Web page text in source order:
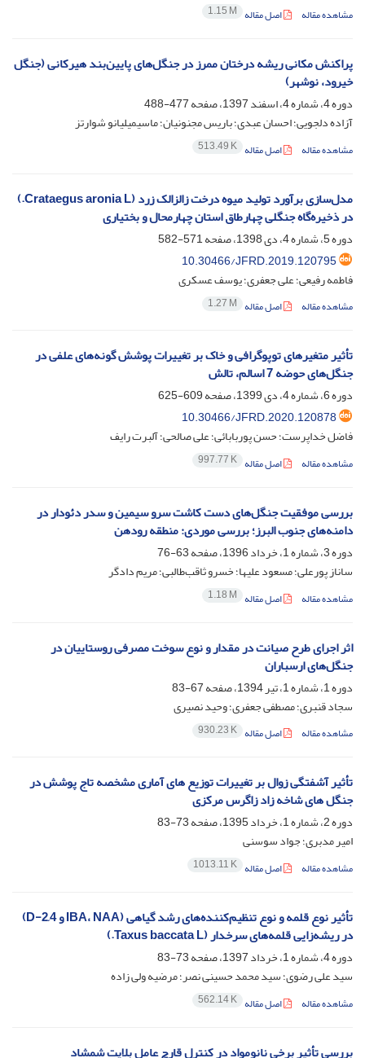
مشاهده مقاله اصل مقاله 1.15 M
پراکنش مکانی ریشه درختان ممرز در جنگل‌های پایین‌بند هیرکانی (جنگل
خیرود، نوشهر)
دوره 4، شماره 4، اسفند 1397، صفحه
477-488
آزاده دلجویی؛ احسان عبدی؛ باریس مجنونیان؛ ماسیمیلیانو شوارتز
مشاهده مقاله اصل مقاله 513.49 K
مدل‌سازی برآورد تولید میوه درخت زالزالک زرد (Crataegus aronia L.)
در ذخیره‌گاه جنگلی چهارطاق استان چهارمحال و بختیاری‌
دوره 5، شماره 4، دی 1398، صفحه
571-582
10.30466/JFRD.2019.120795
فاطمه رفیعی؛ علی جعفری؛ یوسف عسکری
مشاهده مقاله اصل مقاله 1.27 M
تأثیر متغیرهای توپوگرافی و خاک بر تغییرات پوشش گونه‌های علفی در
جنگل‌‌های حوضه 7 اسالم، تالش
دوره 6، شماره 4، دی 1399، صفحه
609-625
10.30466/JFRD.2020.120878
فاضل خداپرست؛ حسن پوربابائی؛ علی صالحی؛ آلبرت رایف
مشاهده مقاله اصل مقاله 997.77 K
بررسی موفقیت جنگل‌های دست کاشت سرو سیمین و سدر دئودار در
دامنه‌های جنوب البرز؛ بررسی موردی: منطقه رودهن
دوره 3، شماره 1، خرداد 1396، صفحه
63-76
ساناز پورعلی؛ مسعود علیها؛ خسرو ثاقب‌طالبی؛ مریم دادگر
مشاهده مقاله اصل مقاله 1.18 M
اثر اجرای طرح صیانت در مقدار و نوع سوخت مصرفی روستاییان در
جنگل‌های ارسباران
دوره 1، شماره 1، تیر 1394، صفحه
67-83
سجاد قنبری؛ مصطفی جعفری؛ وحید نصیری
مشاهده مقاله اصل مقاله 930.23 K
تأثیر آشفتگی زوال بر تغییرات توزیع های آماری مشخصه تاج پوشش در
جنگل های شاخه زاد زاگرس مرکزی
دوره 2، شماره 1، خرداد 1395، صفحه
73-83
امیر مدبری؛ جواد سوسنی
مشاهده مقاله اصل مقاله 1013.11 K
تأثیر نوع قلمه و نوع تنظیم‌کننده‌های رشد گیاهی (IBA، NAA و 2,4-D)
در ریشه‌زایی قلمه‌های سرخدار (Taxus baccata L.)
دوره 4، شماره 1، خرداد 1397، صفحه
73-83
سید علی رضوی؛ سید محمد حسینی نصر؛ مرضیه ولی زاده
مشاهده مقاله اصل مقاله 562.14 K
بررسی تأثیر برخی نانو‌مواد در کنترل قارچ عامل بلایت شمشاد